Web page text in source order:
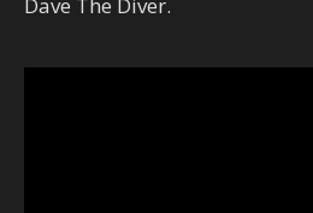
Dave The Diver.